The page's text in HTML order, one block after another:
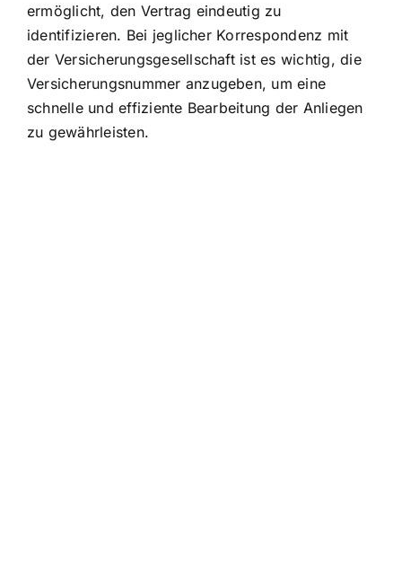
ermöglicht, den Vertrag eindeutig zu
identifizieren. Bei jeglicher Korrespondenz mit
der Versicherungsgesellschaft ist es wichtig, die
Versicherungsnummer anzugeben, um eine
schnelle und effiziente Bearbeitung der Anliegen
zu gewährleisten.